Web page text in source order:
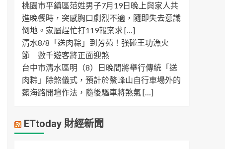
桃園市平鎮區范姓男子7月19日晚上與家人共
進晚餐時，突感胸口劇烈不適，隨即失去意識
倒地。家屬趕忙打119報案求 […]
清水8/8「送肉粽」到芳苑！強碰王功漁火
節 數千遊客將正面迎煞
台中市清水區明（8）日晚間將舉行傳統「送
肉粽」除煞儀式，預計於鰲峰山自行車場外的
鰲海路開壇作法，隨後驅車將煞氣 […]
ETtoday 財經新聞